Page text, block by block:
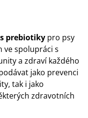
prebiotiky pro psy
ve spolupráci s
a zdraví každého
jako prevenci
tak i jako
zdravotních